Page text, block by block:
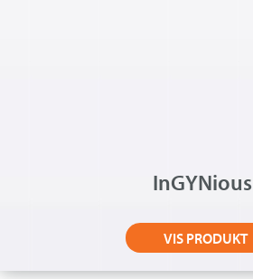
InGYNious
VIS PRODUKT